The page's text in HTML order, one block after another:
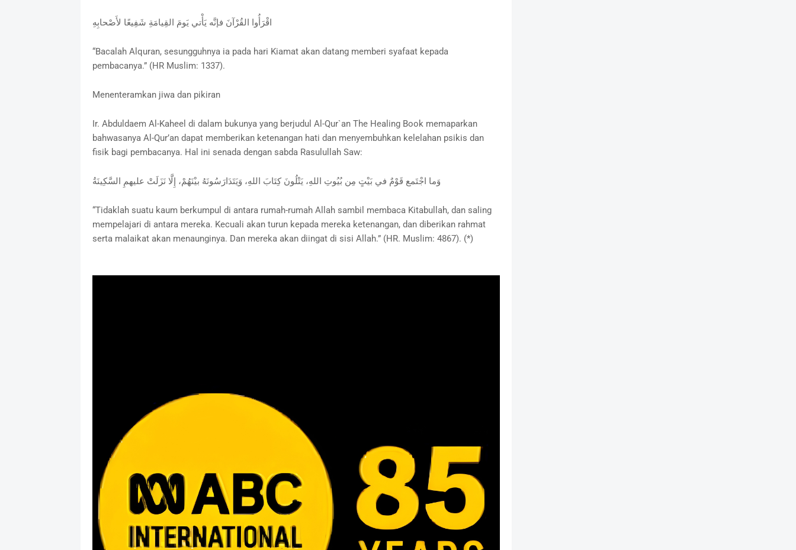
‎اقْرَأُوا القُرْآنَ فإنَّه يَأْتي يَومَ القِيامَةِ شَفِيعًا لأَصْحابِهِ
“Bacalah Alquran, sesungguhnya ia pada hari Kiamat akan datang memberi syafaat kepada
pembacanya.” (HR Muslim: 1337).
Menenteramkan jiwa dan pikiran
Ir. Abduldaem Al-Kaheel di dalam bukunya yang berjudul Al-Qur`an The Healing Book memaparkan
bahwasanya Al-Qur’an dapat memberikan ketenangan hati dan menyembuhkan kelelahan psikis dan
fisik bagi pembacanya. Hal ini senada dengan sabda Rasulullah Saw:
‎وَما اجْتَمع قَوْمٌ في بَيْتٍ مِن بُيُوتِ اللهِ، يَتْلُونَ كِتَابَ اللهِ، وَيَتَدَارَسُونَهُ بيْنَهُمْ، إِلَّا نَزَلَتْ عليهمِ السَّكِينَةُ
“Tidaklah suatu kaum berkumpul di antara rumah-rumah Allah sambil membaca Kitabullah, dan saling
mempelajari di antara mereka. Kecuali akan turun kepada mereka ketenangan, dan diberikan rahmat
serta malaikat akan menaunginya. Dan mereka akan diingat di sisi Allah.” (HR. Muslim: 4867). (*)